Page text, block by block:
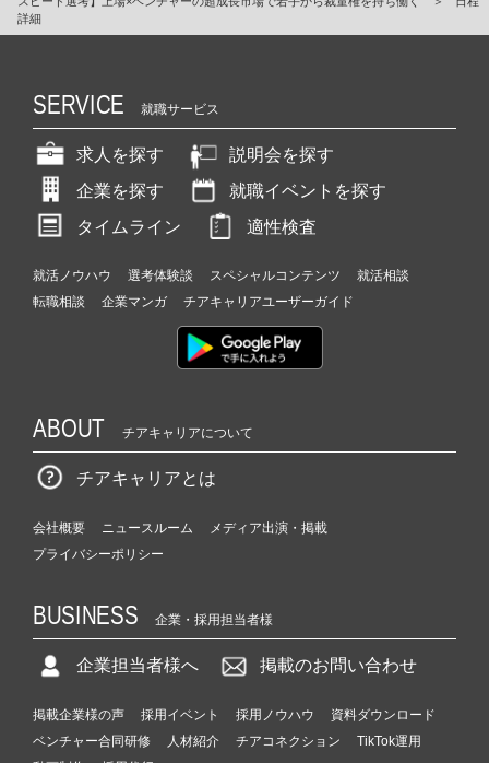
詳細
SERVICE 就職サービス
求人を探す
説明会を探す
企業を探す
就職イベントを探す
タイムライン
適性検査
就活ノウハウ 選考体験談 スペシャルコンテンツ
就活相談
転職相談
企業マンガ チアキャリアユーザーガイド
ABOUT チアキャリアについて
チアキャリアとは
会社概要 ニュースルーム
メディア出演・掲載
プライバシーポリシー
BUSINESS 企業・採用担当者様
企業担当者様へ 掲載のお問い合わせ
掲載企業様の声 採用イベント 採用ノウハウ
資料ダウンロード
ベンチャー合同研修
人材紹介 チアコネクション
TikTok運用